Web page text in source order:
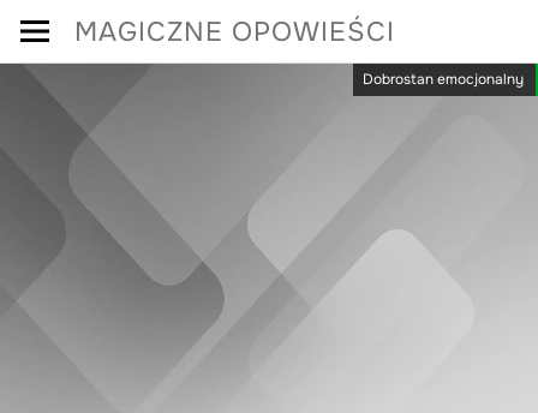
Skip
MAGICZNE OPOWIEŚCI
Dobrostan emocjonalny